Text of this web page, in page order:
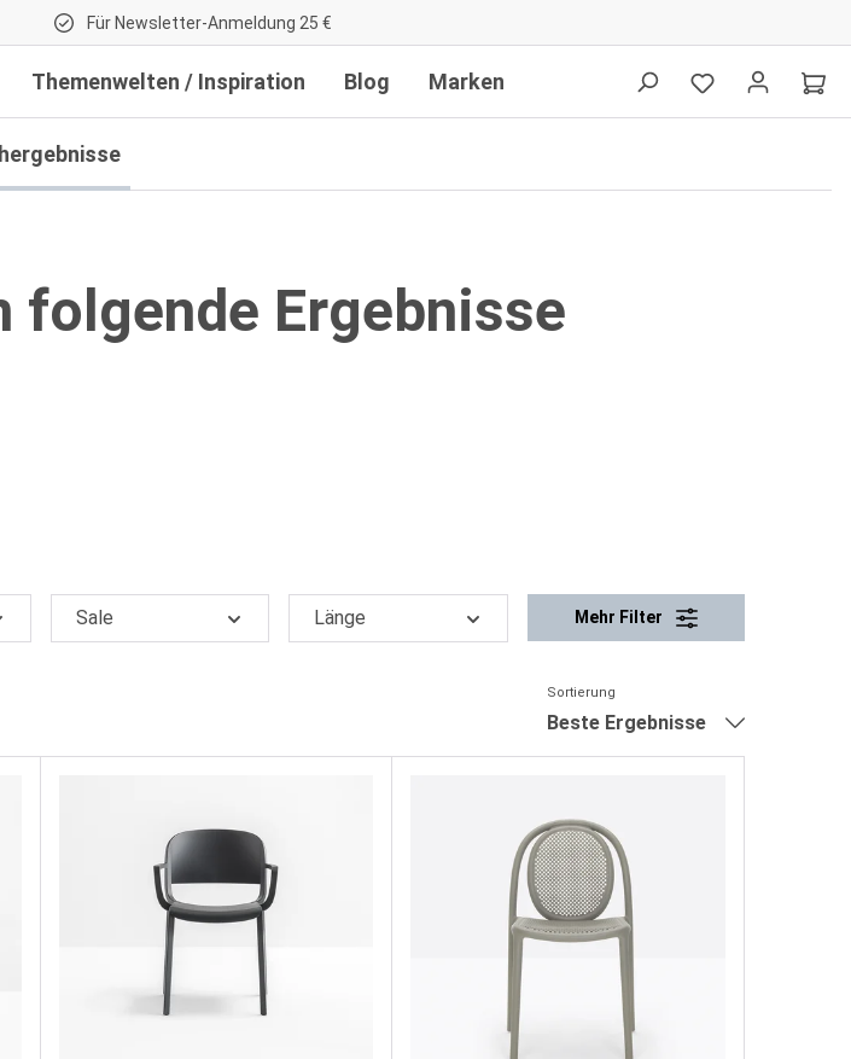
Für Newsletter-Anmeldung 25 €
Themenwelten / Inspiration Blog Marken
folgende Ergebnisse
Sale Länge Mehr Filter
Sortierung
Beste Ergebnisse